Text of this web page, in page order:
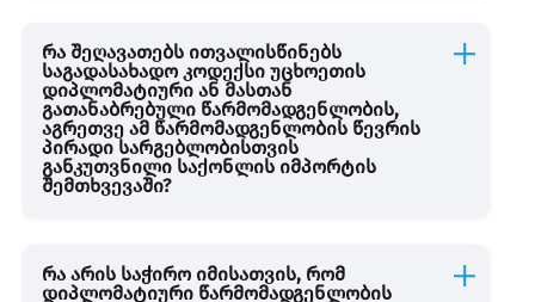
დიპლომატიური წარმომადგენლობა და დიპლომატიურ
ორგანიზაციაში დაქირავებით მუშაობა
რა შეღავათებს ითვალისწინებს
საგადასახადო კოდექსი უცხოეთის
დიპლომატიური ან მასთან
გათანაბრებული წარმომადგენლობის,
აგრეთვე ამ წარმომადგენლობის წევრის
პირადი სარგებლობისთვის
განკუთვნილი საქონლის იმპორტის
შემთხვევაში?
რა არის საჭირო იმისათვის, რომ
დიპლომატიური წარმომადგენლობის